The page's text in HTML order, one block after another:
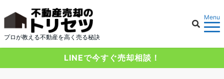
プロが教える不動産を高く売る秘訣
Menu
LINEで今すぐ売却相談！